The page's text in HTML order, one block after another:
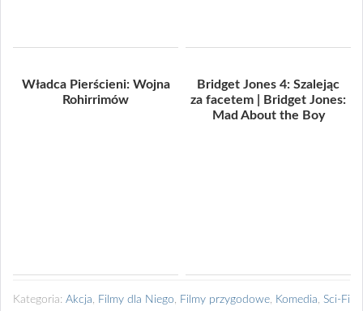
Władca Pierścieni: Wojna
Rohirrimów
Bridget Jones 4: Szalejąc
za facetem | Bridget Jones:
Mad About the Boy
Kategoria: Akcja, Filmy dla Niego, Filmy przygodowe, Komedia, Sci-Fi